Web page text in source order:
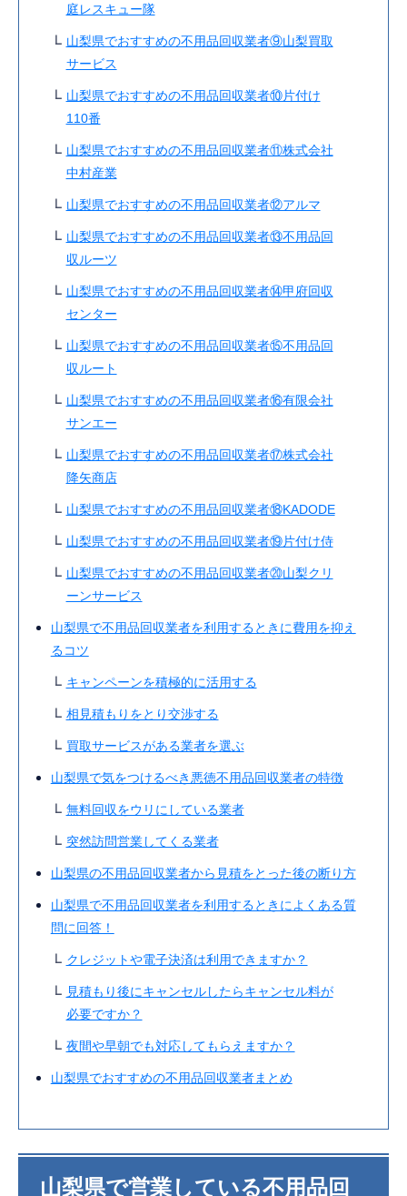
庭レスキュー隊
山梨県でおすすめの不用品回収業者⑨山梨買取
サービス
山梨県でおすすめの不用品回収業者⑩片付け
110番
山梨県でおすすめの不用品回収業者⑪株式会社
中村産業
山梨県でおすすめの不用品回収業者⑫アルマ
山梨県でおすすめの不用品回収業者⑬不用品回
収ルーツ
山梨県でおすすめの不用品回収業者⑭甲府回収
センター
山梨県でおすすめの不用品回収業者⑮不用品回
収ルート
山梨県でおすすめの不用品回収業者⑯有限会社
サンエー
山梨県でおすすめの不用品回収業者⑰株式会社
降矢商店
山梨県でおすすめの不用品回収業者⑱KADODE
山梨県でおすすめの不用品回収業者⑲片付け侍
山梨県でおすすめの不用品回収業者⑳山梨クリ
ーンサービス
山梨県で不用品回収業者を利用するときに費用を抑え
るコツ
キャンペーンを積極的に活用する
相見積もりをとり交渉する
買取サービスがある業者を選ぶ
山梨県で気をつけるべき悪徳不用品回収業者の特徴
無料回収をウリにしている業者
突然訪問営業してくる業者
山梨県の不用品回収業者から見積をとった後の断り方
山梨県で不用品回収業者を利用するときによくある質
問に回答！
クレジットや電子決済は利用できますか？
見積もり後にキャンセルしたらキャンセル料が
必要ですか？
夜間や早朝でも対応してもらえますか？
山梨県でおすすめの不用品回収業者まとめ
山梨県で営業している不用品回